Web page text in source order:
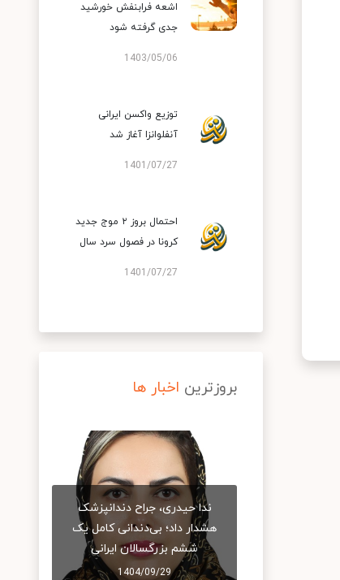
اشعه فرابنفش خورشید
جدی گرفته شود
1403/05/06
توزیع واکسن ایرانی
آنفلوانزا آغاز شد
1401/07/27
احتمال بروز ۲ موج جدید
کرونا در فصول سرد سال
1401/07/27
بروزترین اخبار ها
ندا حیدری، جراح دندانپزشک
هشدار داد؛ بی‌دندانی کامل یک
ششم بزرگسالان ایرانی
1404/09/29